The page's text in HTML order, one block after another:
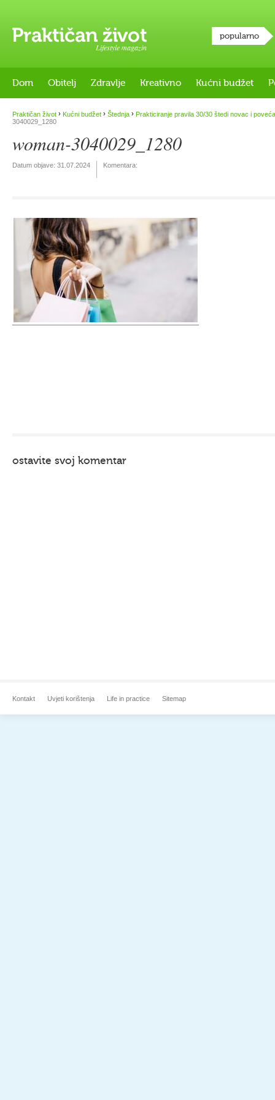
Lifestyle magazin
popularno
Dom Obitelj Zdravlje Kreativno Kućni budžet
Praktičan život › Kućni budžet › Štednja › Prakticiranje pravila 30/30 štedi novac i
3040029_1280
woman-3040029_1280
Datum objave: 31.07.2024 Komentara:
ostavite svoj komentar
Kontakt Uvjeti korištenja Life in practice Sitemap